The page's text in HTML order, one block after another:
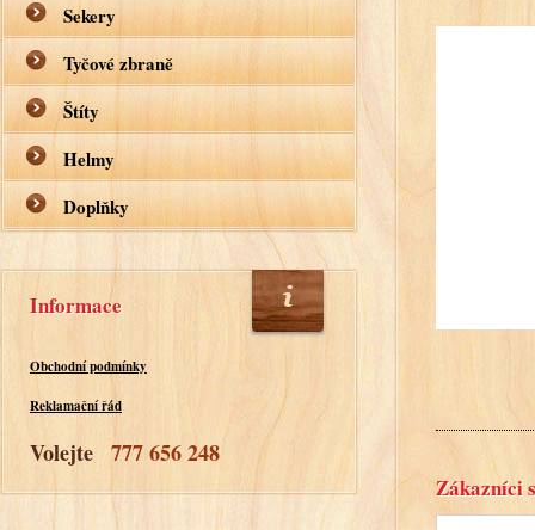
Sekery
Tyčové zbraně
Štíty
Helmy
Doplňky
Informace
Obchodní podmínky
Reklamační řád
Volejte 777 656 248
Zákazníci